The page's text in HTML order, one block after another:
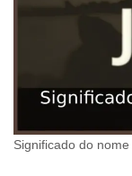
Significado do